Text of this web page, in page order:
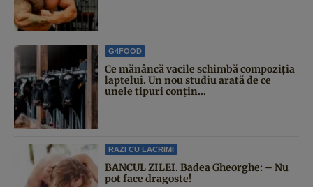
G4FOOD
Ce mănâncă vacile schimbă compoziția
laptelui. Un nou studiu arată de ce
unele tipuri conțin...
RAZI CU LACRIMI
BANCUL ZILEI. Badea Gheorghe: – Nu
pot face dragoste!